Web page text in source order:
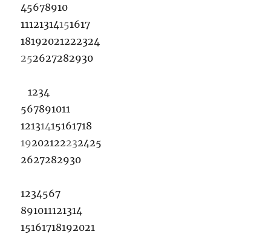
45678910
11121314151617
18192021222324
252627282930
1234
567891011
12131415161718
19202122232425
2627282930
1234567
891011121314
15161718192021